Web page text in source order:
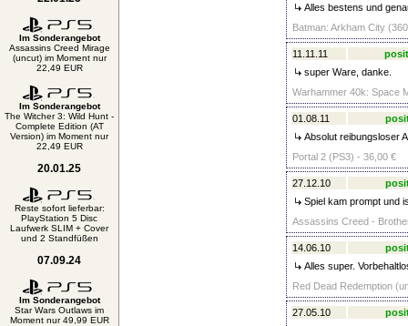
Im Sonderangebot
Assassins Creed Mirage
(uncut) im Moment nur
22,49 EUR
Im Sonderangebot
The Witcher 3: Wild Hunt -
Complete Edition (AT
Version) im Moment nur
22,49 EUR
20.01.25
Reste sofort lieferbar:
PlayStation 5 Disc
Laufwerk SLIM + Cover
und 2 Standfüßen
07.09.24
Im Sonderangebot
Star Wars Outlaws im
Moment nur 49,99 EUR
Alles bestens und
Batman: Arkham City
11.11.11
super Ware, danke.
Warhammer 40k: Space
01.08.11
Absolut reibungsloser
Portal 2 (PS3) - 36,00 €
27.12.10
Spiel kam prompt und
Assassins Creed -
14.06.10
Alles super.
Red Dead Redemption
27.05.10